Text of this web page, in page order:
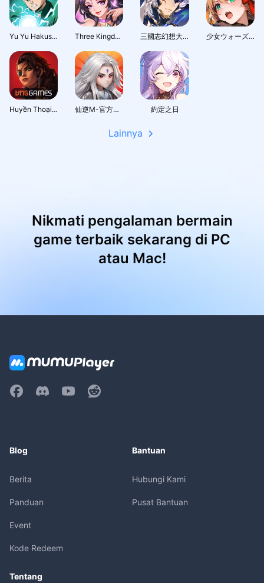
Yu Yu Hakusho · Slugfest Three Kingdoms: Hero Wars 三國志幻想大陸：新世界服 少女ウォーズ: 幻想天下統一戦
Huyền Thoại Runeterra 仙逆M-官方正版授權 約定之日
Lainnya
Nikmati pengalaman bermain
game terbaik sekarang di PC
atau Mac!
Blog
Berita
Panduan
Event
Kode Redeem
Bantuan
Hubungi Kami
Pusat Bantuan
Tentang